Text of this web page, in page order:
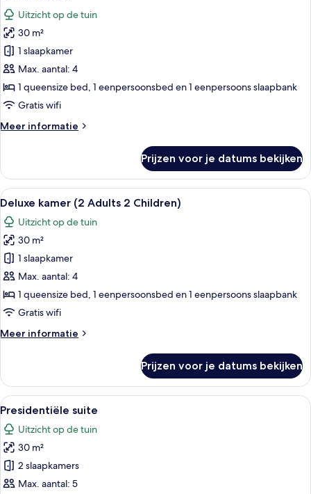
foto's
voor
Deluxe
kamer
laden
Uitzicht op de tuin
30 m²
1 slaapkamer
Max. aantal: 4
1 queensize bed, 1 eenpersoonsbed en 1 eenpersoons slaapbank
Gratis wifi
Meer informatie
Meer
kamer
Prijzen voor je datums bekijken
Alle
foto's
voor
Deluxe
kamer
(2
Adults
2
laden
Hotelkamer met twee bedden, een
5
Deluxe kamer (2 Adults 2 Children)
Uitzicht op de tuin
30 m²
1 slaapkamer
Max. aantal: 4
1 queensize bed, 1 eenpersoonsbed en 1 eenpersoons slaapbank
Gratis wifi
Meer informatie
Meer
kamer
(2
Adults
Children)
Prijzen voor je datums bekijken
Alle
foto's
voor
Presidentiële
suite
laden
Een hotelkamer met een bed, een
10
Presidentiële suite
Uitzicht op de tuin
30 m²
2 slaapkamers
Max. aantal: 5